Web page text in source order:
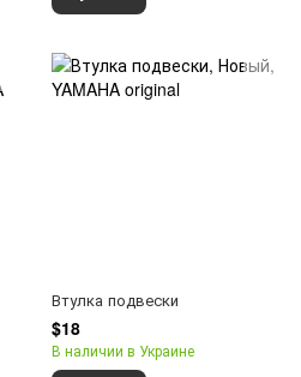
Втулка подвески
$18
В наличии в Украине